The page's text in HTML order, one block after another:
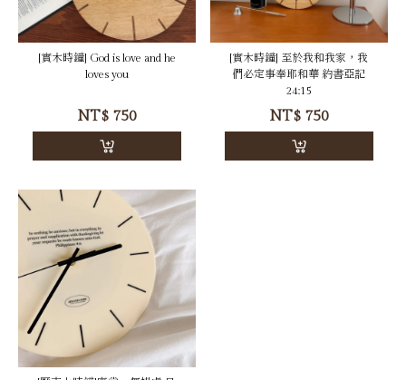
[實木時鐘] God is love and he
loves you
NT$750
[實木時鐘] 至於我和我家，我
們必定事奉耶和華 ‭‭約書亞記‬
NT$750